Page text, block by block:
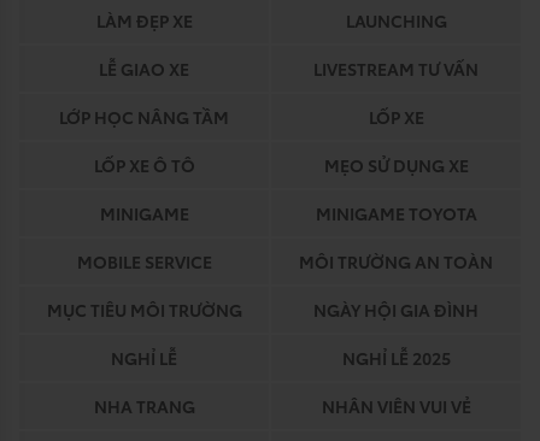
LÀM ĐẸP XE
LAUNCHING
LỄ GIAO XE
LIVESTREAM TƯ VẤN
LỚP HỌC NÂNG TẦM
LỐP XE
LỐP XE Ô TÔ
MẸO SỬ DỤNG XE
MINIGAME
MINIGAME TOYOTA
MOBILE SERVICE
MÔI TRƯỜNG AN TOÀN
MỤC TIÊU MÔI TRƯỜNG
NGÀY HỘI GIA ĐÌNH
NGHỈ LỄ
NGHỈ LỄ 2025
NHA TRANG
NHÂN VIÊN VUI VẺ